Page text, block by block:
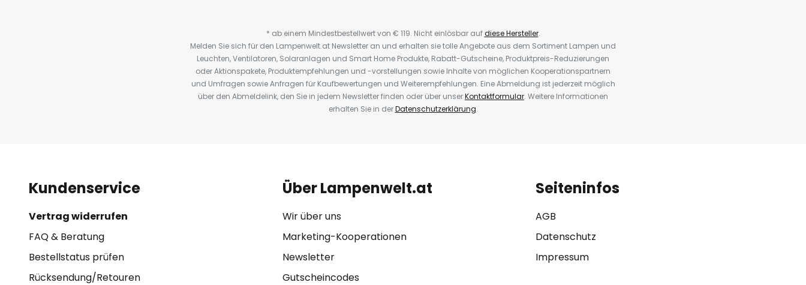
* ab einem Mindestbestellwert von € 119. Nicht einlösbar aufdiese Hersteller.
Melden Sie sich für den Lampenwelt.at Newsletter an und erhalten sie tolle Angebote aus dem Sortiment Lampen und
Leuchten, Ventilatoren, Solaranlagen und Smart Home Produkte, Rabatt-Gutscheine, Produktpreis-Reduzierungen
oder Aktionspakete, Produktempfehlungen und -vorstellungen sowie Inhalte von möglichen Kooperationspartnern
und Umfragen sowie Anfragen für Kaufbewertungen und Weiterempfehlungen. Eine Abmeldung ist jederzeit möglich
über den Abmeldelink, den Sie in jedem Newsletter finden oder über unserKontaktformular. Weitere Informationen
erhalten Sie in derDatenschutzerklärung.
Kundenservice
Vertrag widerrufen
FAQ & Beratung
Bestellstatus prüfen
Rücksendung/Retouren
Über Lampenwelt.at
Wir über uns
Marketing-Kooperationen
Newsletter
Gutscheincodes
Seiteninfos
AGB
Datenschutz
Impressum